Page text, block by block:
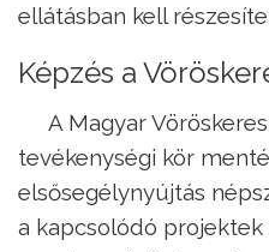
ellátásban kell
Képzés a
A Magyar
tevékenységi kör
elsősegélynyújtás
a kapcsolódó